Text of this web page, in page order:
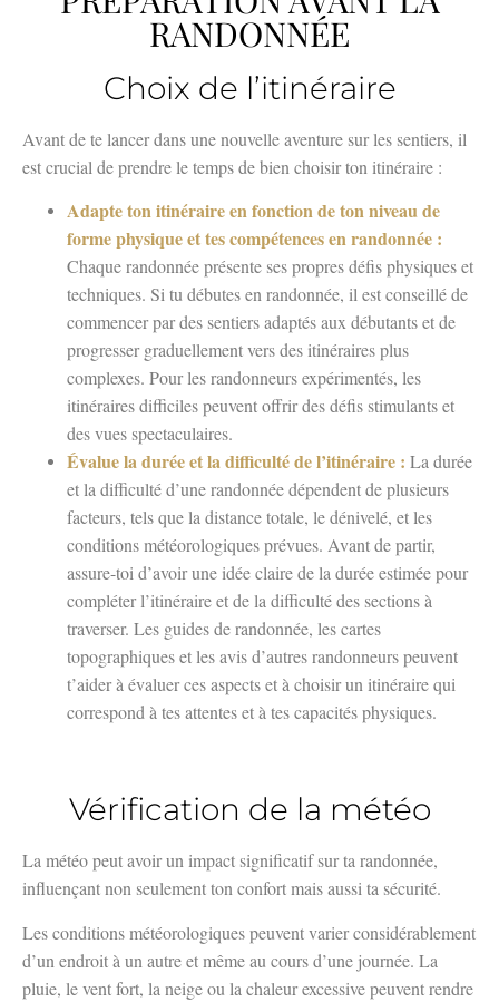
RANDONNÉE
Choix de l’itinéraire
Avant de te lancer dans une nouvelle aventure sur les sentiers, il
est crucial de prendre le temps de bien choisir ton itinéraire :
Adapte ton itinéraire en fonction de ton niveau de
forme physique et tes compétences en randonnée :
Chaque randonnée présente ses propres défis physiques et
techniques. Si tu débutes en randonnée, il est conseillé de
commencer par des sentiers adaptés aux débutants et de
progresser graduellement vers des itinéraires plus
complexes. Pour les randonneurs expérimentés, les
itinéraires difficiles peuvent offrir des défis stimulants et
des vues spectaculaires.
Évalue la durée et la difficulté de l’itinéraire : La durée
et la difficulté d’une randonnée dépendent de plusieurs
facteurs, tels que la distance totale, le dénivelé, et les
conditions météorologiques prévues. Avant de partir,
assure-toi d’avoir une idée claire de la durée estimée pour
compléter l’itinéraire et de la difficulté des sections à
traverser. Les guides de randonnée, les cartes
topographiques et les avis d’autres randonneurs peuvent
t’aider à évaluer ces aspects et à choisir un itinéraire qui
correspond à tes attentes et à tes capacités physiques.
Vérification de la météo
La météo peut avoir un impact significatif sur ta randonnée,
influençant non seulement ton confort mais aussi ta sécurité.
Les conditions météorologiques peuvent varier considérablement
d’un endroit à un autre et même au cours d’une journée. La
pluie, le vent fort, la neige ou la chaleur excessive peuvent rendre